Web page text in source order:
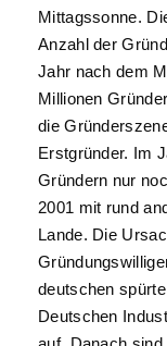
Mittagssonne.
Anzahl der
Jahr nach dem
Millionen
die
Erstgründer. Im
Gründern nur
2001 mit rund
Lande. Die
deutschen
Deutschen